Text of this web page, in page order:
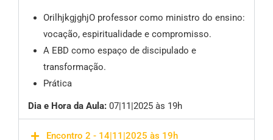
OrilhjkgjghjO professor como ministro do ensino:
vocação, espiritualidade e compromisso.
A EBD como espaço de discipulado e
transformação.
Prática
Dia e Hora da Aula: 07|11|2025 às 19h
Encontro 2 - 14|11|2025 às 19h